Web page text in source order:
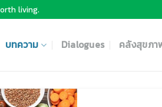
living.
บทความ Dialogues คลังสุขภา